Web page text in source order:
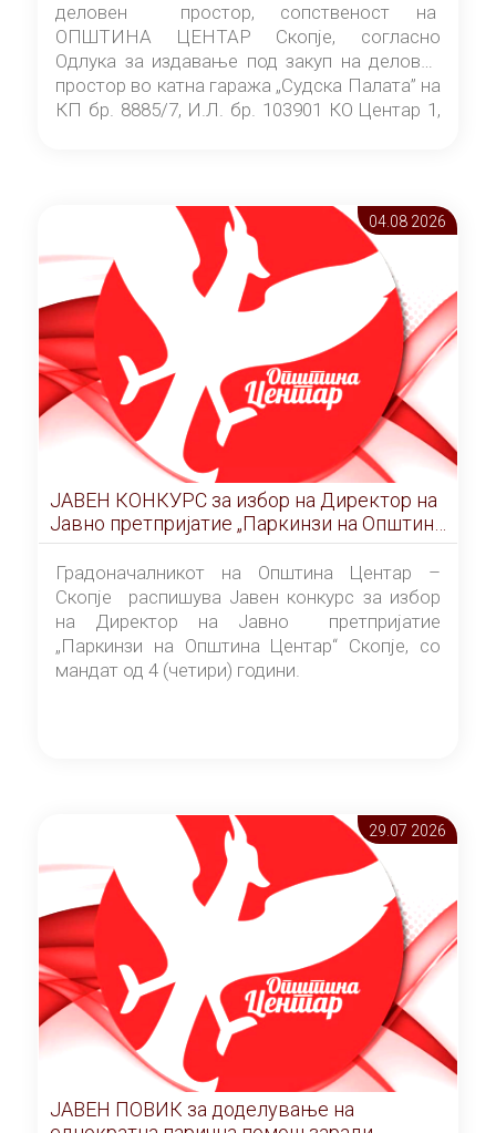
деловен простор, сопственост на
ОПШТИНА ЦЕНТАР Скопје, согласно
Одлука за издавање под закуп на деловен
простор во катна гаража „Судска Палата” на
КП бр. 8885/7, И.Л. бр. 103901 КО Центар 1,
Скопје” број 9/2026), за времетраење од 3
(три) години од денот на потпишувањето на
Договорот за закуп со најповолниот
понудувач.
04.08 2026
ЈАВЕН КОНКУРС за избор на Директор на
Јавно претпријатие „Паркинзи на Општина
Центар“ – Скопје
Градоначалникот на Општина Центар –
Скопје распишува Јавен конкурс за избор
на Директор на Јавно претпријатие
„Паркинзи на Општина Центар“ Скопје, со
мандат од 4 (четири) години.
29.07 2026
ЈАВЕН ПОВИК за доделување на